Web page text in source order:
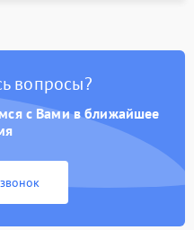
вопросы?
с Вами в ближайшее